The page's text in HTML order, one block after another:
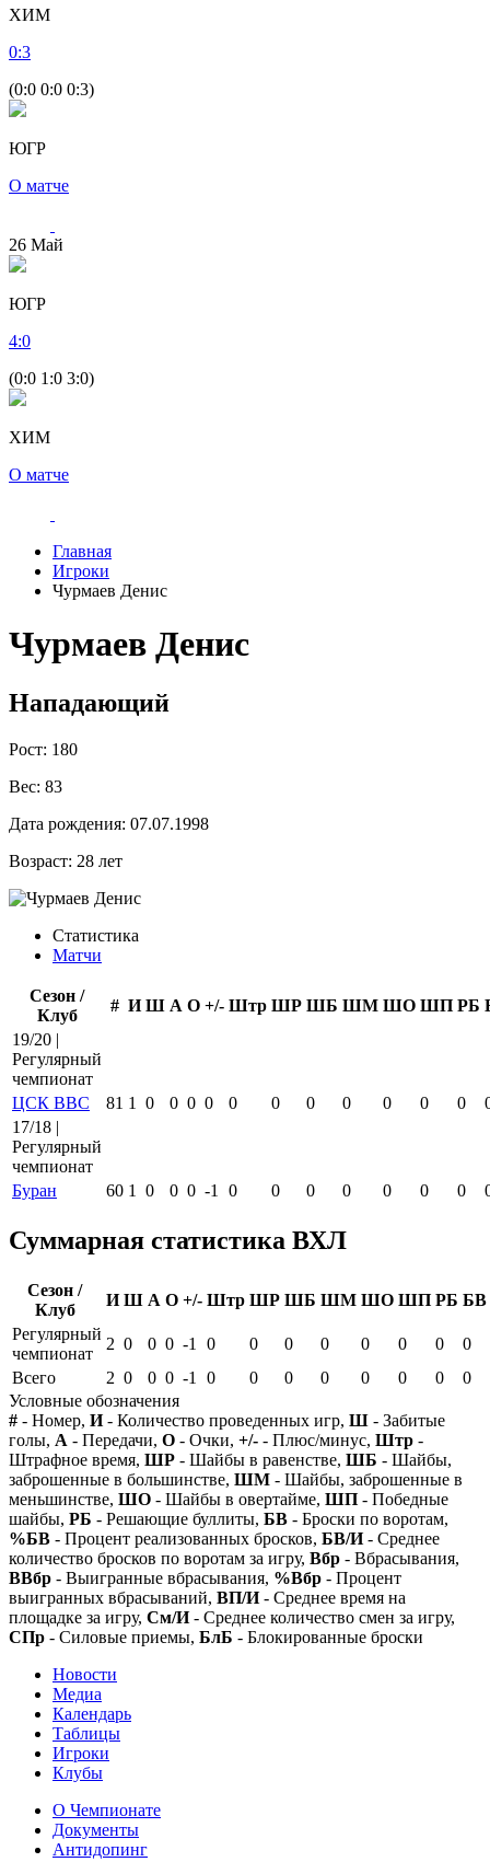
ХИМ
0:3
(0:0 0:0 0:3)
ЮГР
О матче
26 Май
ЮГР
4:0
(0:0 1:0 3:0)
ХИМ
О матче
Главная
Игроки
Чурмаев Денис
Чурмаев Денис
Нападающий
Рост: 180
Вес: 83
Дата рождения: 07.07.1998
Возраст: 28 лет
Статистика
Матчи
Сезон /
Клуб
# И Ш А О +/- Штр ШР ШБ ШМ ШО ШП РБ
19/20 |
Регулярный
чемпионат
ЦСК ВВС
81 1 0 0 0 0 0 0 0 0 0 0 0
17/18 |
Регулярный
чемпионат
Буран
60 1 0 0 0 -1 0 0 0 0 0 0 0
Суммарная статистика ВХЛ
Сезон /
Клуб
И Ш А О +/- Штр ШР ШБ ШМ ШО ШП РБ БВ
Регулярный
чемпионат
2 0 0 0 -1 0 0 0 0 0 0 0
0
Всего
2 0 0 0 -1 0 0 0 0 0 0 0
0
Условные обозначения
# - Номер, И- Количество проведенных игр, Ш - Забитые
голы, А - Передачи, О - Очки, +/- - Плюс/минус, Штр -
Штрафное время, ШР - Шайбы в равенстве, ШБ - Шайбы,
заброшенные в большинстве, ШМ - Шайбы, заброшенные в
меньшинстве, ШО - Шайбы в овертайме, ШП - Победные
шайбы, РБ - Решающие буллиты, БВ - Броски по воротам,
%БВ - Процент реализованных бросков, БВ/И- Среднее
количество бросков по воротам за игру, Вбр - Вбрасывания,
ВВбр - Выигранные вбрасывания, %Вбр - Процент
выигранных вбрасываний, ВП/И- Среднее время на
площадке за игру, См/И- Среднее количество смен за игру,
СПр - Силовые приемы, БлБ - Блокированные броски
Новости
Медиа
Календарь
Таблицы
Игроки
Клубы
О Чемпионате
Документы
Антидопинг